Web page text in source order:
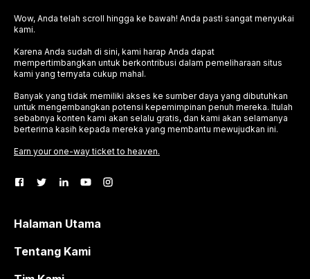
Wow, Anda telah scroll hingga ke bawah! Anda pasti sangat menyukai
kami.
Karena Anda sudah di sini, kami harap Anda dapat
mempertimbangkan untuk berkontribusi dalam pemeliharaan situs
kami yang ternyata cukup mahal.
Banyak yang tidak memiliki akses ke sumber daya yang dibutuhkan
untuk mengembangkan potensi kepemimpinan penuh mereka. Itulah
sebabnya konten kami akan selalu gratis, dan kami akan selamanya
berterima kasih kepada mereka yang membantu mewujudkan ini.
Earn your one-way ticket to heaven.
Halaman Utama
Tentang Kami